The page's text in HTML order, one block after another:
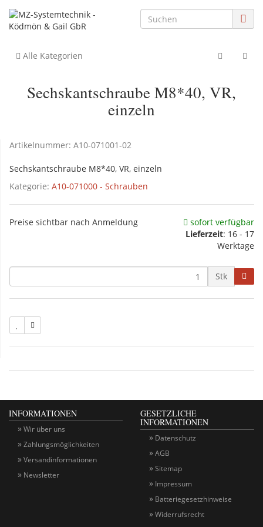
Alle Kategorien
Sechskantschraube M8*40, VR,
einzeln
Artikelnummer: A10-071001-02
Sechskantschraube M8*40, VR, einzeln
Kategorie: A10-071000 - Schrauben
Preise sichtbar nach Anmeldung
sofort verfügbar
Lieferzeit: 16 - 17
Werktage
Stk
INFORMATIONEN
Wir über uns
Zahlungsmöglichkeiten
Versandinformationen
Newsletter
GESETZLICHE
INFORMATIONEN
Datenschutz
AGB
Sitemap
Impressum
Batteriegesetzhinweise
Widerrufsrecht